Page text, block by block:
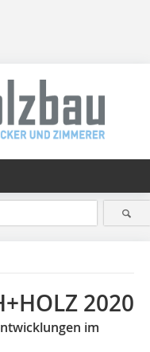
2020
im